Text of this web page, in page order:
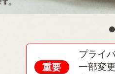
重要
プライ
一部変